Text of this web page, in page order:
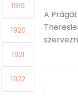
1919
1920
1921
1922
A